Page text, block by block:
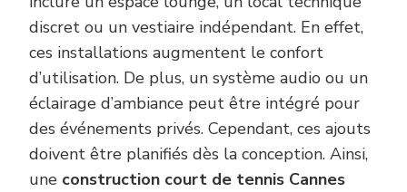
discret ou un vestiaire indépendant. En effet,
ces installations augmentent le confort
d’utilisation. De plus, un système audio ou un
éclairage d’ambiance peut être intégré pour
des événements privés. Cependant, ces ajouts
doivent être planifiés dès la conception. Ainsi,
une construction court de tennis Cannes